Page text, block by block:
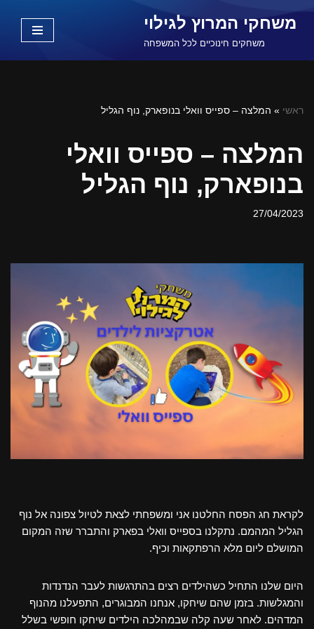
משחקי המרוץ לגילוי
משחקים חינוכיים לכל המשפחה
ראשי » המלצה – ספייס וואלי בנופארק, נוף הגליל
המלצה – ספייס וואלי
בנופארק, נוף הגליל
27/04/2023
לקראת חג הפסח החלטנו אני ומשפחתי לצאת לטיול צפונה אל נוף
הגליל המהמם. נתקלנו בספייס וואלי בפארק והתברר שזה המקום
המושלם ליום מלא הרפתקאות וכיף.
היום שלנו התחיל כשהילדים רצים בהתרגשות לעבר הנדנדות
והמגלשות. בזמן שהם שיחקו, אנחנו המבוגרים, התפעלנו מהנוף
המדהים. לאחר שעה קלה שבמהלכה הילדים שיחקו חופשי בשלל